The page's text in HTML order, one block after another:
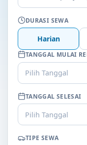
DURASI SEWA
Harian
TANGGAL MULAI
Pilih Tanggal
TANGGAL SELESAI
Pilih Tanggal
TIPE SEWA